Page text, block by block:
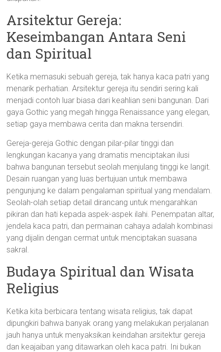
Arsitektur Gereja:
Keseimbangan Antara Seni
dan Spiritual
Ketika memasuki sebuah gereja, tak hanya kaca patri yang
menarik perhatian. Arsitektur gereja itu sendiri sering kali
menjadi contoh luar biasa dari keahlian seni bangunan. Dari
gaya Gothic yang megah hingga Renaissance yang elegan,
setiap gaya membawa cerita dan makna tersendiri.
Gereja-gereja Gothic dengan pilar-pilar tinggi dan
lengkungan kacanya yang dramatis menciptakan ilusi
bahwa bangunan tersebut seolah menjulang tinggi ke langit.
Desain ruangan yang luas bertujuan untuk membawa
pengunjung ke dalam pengalaman spiritual yang mendalam.
Seolah-olah setiap detail dirancang untuk mengarahkan
pikiran dan hati kepada aspek-aspek ilahi. Penempatan altar,
jendela kaca patri, dan permainan cahaya adalah kombinasi
yang dijalin dengan cermat untuk menciptakan suasana
sakral.
Budaya Spiritual dan Wisata
Religius
Ketika kita berbicara tentang wisata religius, tak dapat
dipungkiri bahwa banyak orang yang melakukan perjalanan
jauh hanya untuk menyaksikan keindahan arsitektur gereja
dan keajaiban yang ditawarkan oleh kaca patri. Ini bukan